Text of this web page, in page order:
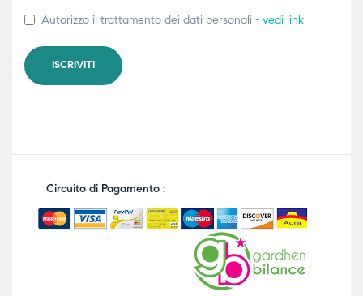
Autorizzo il trattamento dei dati personali - vedi link
Circuito di Pagamento :